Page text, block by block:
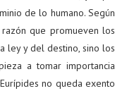
de lo humano. Según
que promueven los
ley y del destino, sino los
a tomar importancia
no queda exento